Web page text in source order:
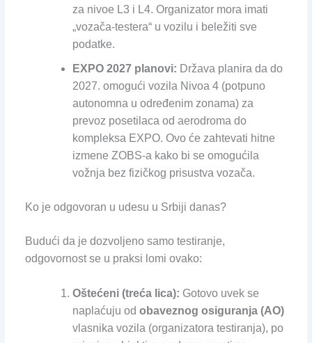
za nivoe L3 i L4. Organizator mora imati
„vozača-testera“ u vozilu i beležiti sve
podatke.
EXPO 2027 planovi: Država planira da do
2027. omogući vozila Nivoa 4 (potpuno
autonomna u određenim zonama) za
prevoz posetilaca od aerodroma do
kompleksa EXPO. Ovo će zahtevati hitne
izmene ZOBS-a kako bi se omogućila
vožnja bez fizičkog prisustva vozača.
Ko je odgovoran u udesu u Srbiji danas?
Budući da je dozvoljeno samo testiranje,
odgovornost se u praksi lomi ovako:
Oštećeni (treća lica): Gotovo uvek se
naplaćuju od obaveznog osiguranja (AO)
vlasnika vozila (organizatora testiranja), po